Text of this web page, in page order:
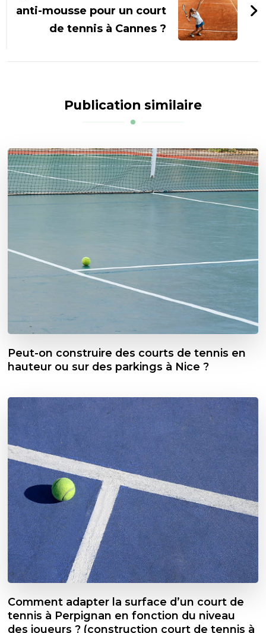
anti-mousse pour un court
de tennis à Cannes ?
Publication similaire
Peut-on construire des courts de tennis en
hauteur ou sur des parkings à Nice ?
Comment adapter la surface d’un court de
tennis à Perpignan en fonction du niveau
des joueurs ? (construction court de tennis à